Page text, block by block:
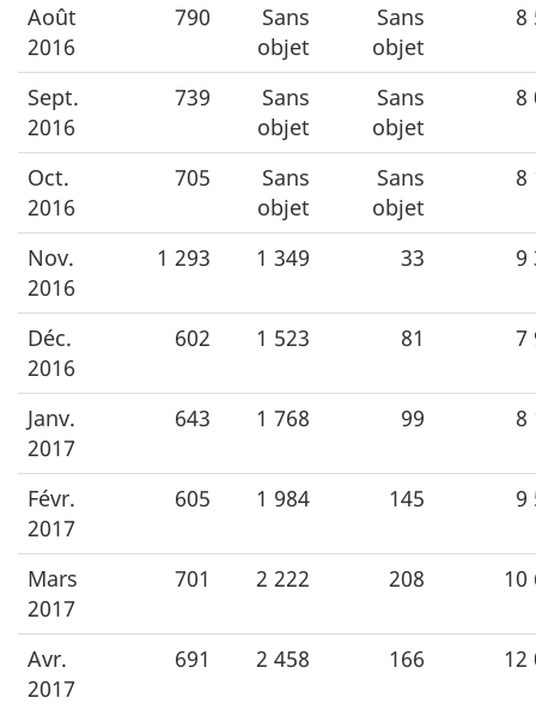
Août
2016
790
Sans
objet
Sans
objet
8
Sept.
2016
739
Sans
objet
Sans
objet
8
Oct.
2016
705
Sans
objet
Sans
objet
8
Nov.
2016
1 293 1 349 33 9
Déc.
2016
602 1 523 81 7
Janv.
2017
643 1 768 99 8
Févr.
2017
605 1 984 145 9
Mars
2017
701 2 222 208 10
Avr.
2017
691 2 458 166 12